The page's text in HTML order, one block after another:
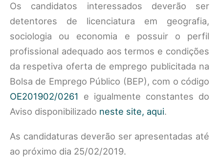
Os candidatos interessados deverão ser
detentores de licenciatura em geografia,
sociologia ou economia e possuir o perfil
profissional adequado aos termos e condições
da respetiva oferta de emprego publicitada na
Bolsa de Emprego Público (BEP), com o código
OE201902/0261
e igualmente constantes do
Aviso disponibilizado neste site, aqui.
As candidaturas deverão ser apresentadas até
ao próximo dia 25/02/2019.